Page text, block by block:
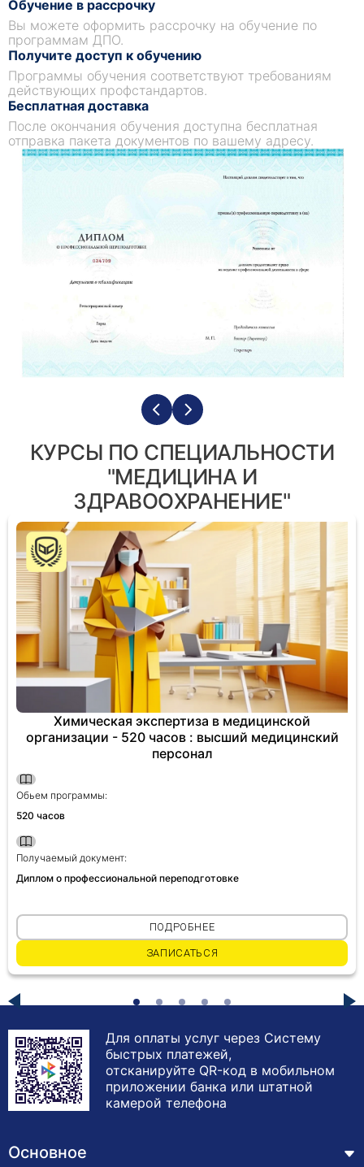
Обучение в рассрочку
Вы можете оформить рассрочку на обучение по
программам ДПО.
Получите доступ к обучению
Программы обучения соответствуют требованиям
действующих профстандартов.
Бесплатная доставка
После окончания обучения доступна бесплатная
отправка пакета документов по вашему адресу.
КУРСЫ ПО СПЕЦИАЛЬНОСТИ
"МЕДИЦИНА И
ЗДРАВООХРАНЕНИЕ"
Химическая экспертиза в медицинской
организации - 520 часов : высший медицинский
персонал
Обьем программы:
520 часов
Получаемый документ:
Диплом о профессиональной переподготовке
ПОДРОБНЕЕ
ЗАПИСАТЬСЯ
Для оплаты услуг через Систему
быстрых платежей,
отсканируйте QR-код в мобильном
приложении банка или штатной
камерой телефона
Основное